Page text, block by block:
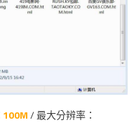
100M/ 最大分辨率：